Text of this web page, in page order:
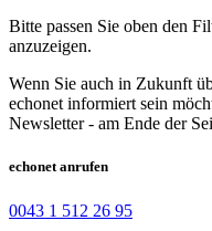
Bitte passen Sie oben den
anzuzeigen.
Wenn Sie auch in Zukunft
echonet informiert sein
Newsletter - am Ende der
echonet anrufen
0043 1 512 26 95